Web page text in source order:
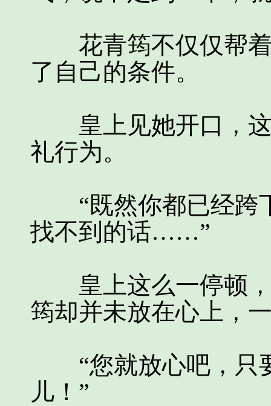
花青筠不仅仅帮着
了自己的条件。
皇上见她开口，这
礼行为。
“既然你都已经跨
找不到的话……”
皇上这么一停顿，
筠却并未放在心上，
“您就放心吧，只
儿！”